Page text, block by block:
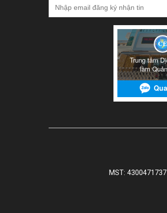
MST: 4300471737